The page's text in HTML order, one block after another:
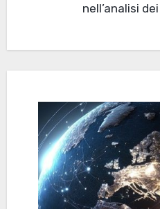
nell’analisi